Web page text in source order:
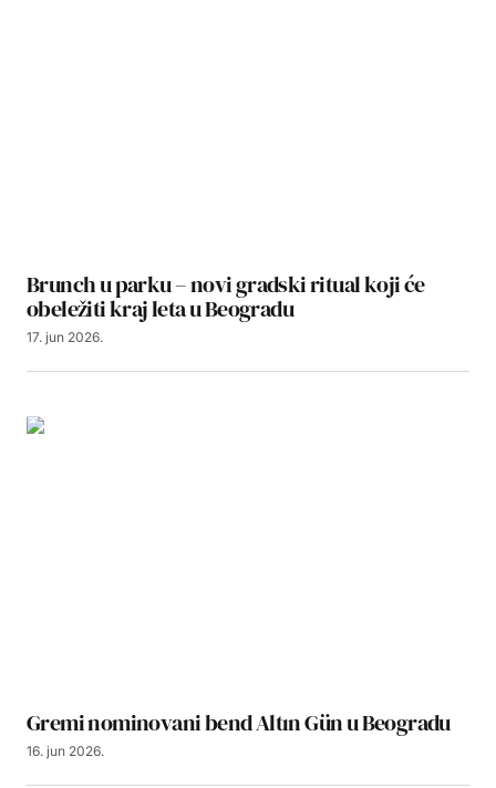
Brunch u parku – novi gradski ritual koji će
obeležiti kraj leta u Beogradu
17. jun 2026.
Gremi nominovani bend Altın Gün u Beogradu
16. jun 2026.